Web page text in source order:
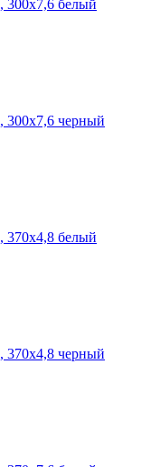
300х7,6 белый
300х7,6 черный
370х4,8 белый
370х4,8 черный